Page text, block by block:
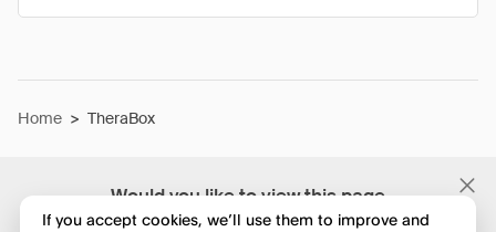
Would you like to view this page
in English?
Home > TheraBox
If you accept cookies, we’ll use them to improve and